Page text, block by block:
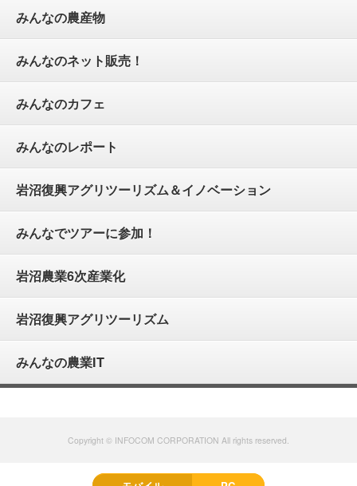
みんなの農産物
みんなのネット販売！
みんなのカフェ
みんなのレポート
岩沼復興アグリツーリズム＆イノベーション
みんなでツアーに参加！
岩沼農業6次産業化
岩沼復興アグリツーリズム
みんなの農業IT
Copyright © INFOCOM CORPORATION All rights reserved.